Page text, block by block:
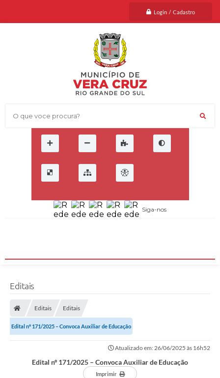
Login / Cadastro
O que voce procura?
Siga-nos
Editais
Editais Editais
Edital nº 171/2025 – Convoca Auxiliar de Educação
Atualizado em: 26/06/2025 às 16h52
Edital nº 171/2025 – Convoca Auxiliar de Educação
Imprimir